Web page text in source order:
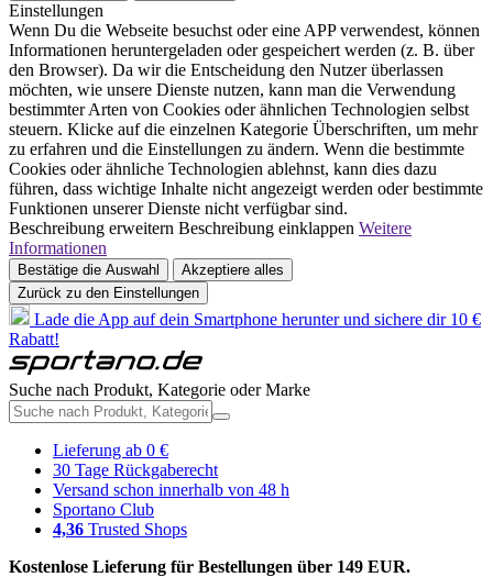
Einstellungen
Wenn Du die Webseite besuchst oder eine APP verwendest, können
Informationen heruntergeladen oder gespeichert werden (z. B. über
den Browser). Da wir die Entscheidung den Nutzer überlassen
möchten, wie unsere Dienste nutzen, kann man die Verwendung
bestimmter Arten von Cookies oder ähnlichen Technologien selbst
steuern. Klicke auf die einzelnen Kategorie Überschriften, um mehr
zu erfahren und die Einstellungen zu ändern. Wenn die bestimmte
Cookies oder ähnliche Technologien ablehnst, kann dies dazu
führen, dass wichtige Inhalte nicht angezeigt werden oder bestimmte
Funktionen unserer Dienste nicht verfügbar sind.
Beschreibung erweitern Beschreibung einklappen Weitere
Informationen
Bestätige die Auswahl
Akzeptiere alles
Zurück zu den Einstellungen
Lade die App auf dein Smartphone herunter und sichere dir 10 €
Rabatt!
Suche nach Produkt, Kategorie oder Marke
Lieferung ab 0 €
30 Tage Rückgaberecht
Versand schon innerhalb von 48 h
Sportano Club
4,36 Trusted Shops
Kostenlose Lieferung für Bestellungen über 149 EUR.